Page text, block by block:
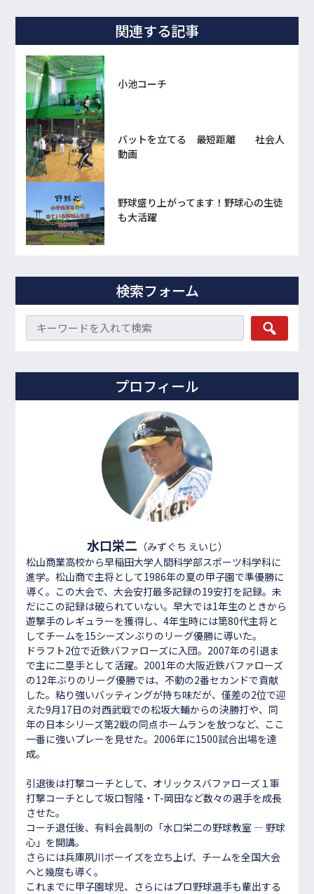
関連する記事
小池コーチ
バットを立てる 最短距離 社会人
動画
野球盛り上がってます！野球心の生徒
も大活躍
検索フォーム
プロフィール
水口栄二 （みずぐち えいじ）
松山商業高校から早稲田大学人間科学部スポーツ科学科に
進学。松山商で主将として1986年の夏の甲子園で準優勝に
導く。この大会で、大会安打最多記録の19安打を記録。未
だにこの記録は破られていない。早大では1年生のときから
遊撃手のレギュラーを獲得し、4年生時には第80代主将と
してチームを15シーズンぶりのリーグ優勝に導いた。
ドラフト2位で近鉄バファローズに入団。2007年の引退ま
で主に二塁手として活躍。2001年の大阪近鉄バファローズ
の12年ぶりのリーグ優勝では、不動の2番セカンドで貢献
した。粘り強いバッティングが持ち味だが、僅差の2位で迎
えた9月17日の対西武戦での松坂大輔からの決勝打や、同
年の日本シリーズ第2戦の同点ホームランを放つなど、ここ
一番に強いプレーを見せた。2006年に1500試合出場を達
成。
引退後は打撃コーチとして、オリックスバファローズ１軍
打撃コーチとして坂口智隆・T-岡田など数々の選手を成長
させた。
コーチ退任後、有料会員制の「水口栄二の野球教室 ― 野球
心」を開講。
さらには兵庫夙川ボーイズを立ち上げ、チームを全国大会
へと幾度も導く。
これまでに甲子園球児、さらにはプロ野球選手も輩出する